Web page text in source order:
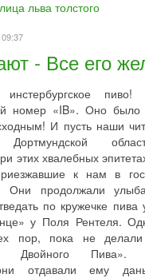
льва толстого
- Все его
номер «IB». Оно было
И пусть наши
этих хвалебных
к нам в
Они продолжали
по кружечке пива
у Поля Рентеля.
пор, пока не делали
Двойного
отдавали ему